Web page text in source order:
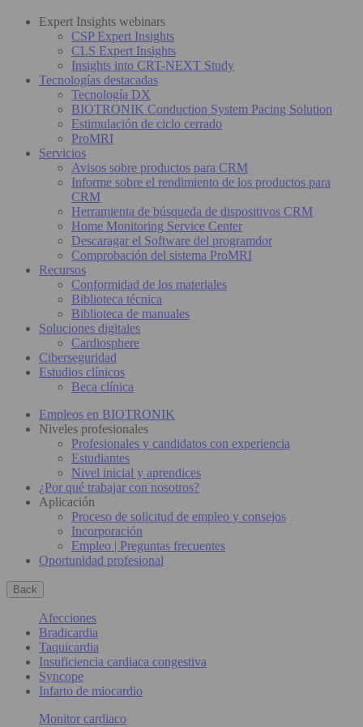
Expert Insights webinars
CSP Expert Insights
CLS Expert Insights
Insights into CRT-NEXT Study
Tecnologías destacadas
Tecnología DX
BIOTRONIK Conduction System Pacing Solution
Estimulación de ciclo cerrado
ProMRI
Servicios
Avisos sobre productos para CRM
Informe sobre el rendimiento de los productos para
CRM
Herramienta de búsqueda de dispositivos CRM
Home Monitoring Service Center
Descaragar el Software del programdor
Comprobación del sistema ProMRI
Recursos
Conformidad de los materiales
Biblioteca técnica
Biblioteca de manuales
Soluciones digitales
Cardiosphere
Ciberseguridad
Estudios clínicos
Beca clínica
Empleos en BIOTRONIK
Niveles profesionales
Profesionales y candidatos con experiencia
Estudiantes
Nivel inicial y aprendices
¿Por qué trabajar con nosotros?
Aplicación
Proceso de solicitud de empleo y consejos
Incorporación
Empleo | Preguntas frecuentes
Oportunidad profesional
Back
Afecciones
Bradicardia
Taquicardia
Insuficiencia cardiaca congestiva
Syncope
Infarto de miocardio
Monitor cardiaco